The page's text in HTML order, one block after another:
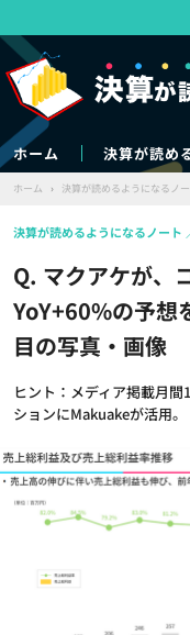
ホーム 決算が読め
ホーム › 決算が読めるようになるノ
Q. マクアケが、
YoY+60%の予想
目の写真・画像
ヒント：メディア掲載月
ションにMakuakeが活用。
決算が読めるようになるノート